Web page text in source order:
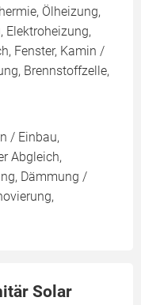
Ölheizung,
Elektroheizung,
Fenster, Kamin /
Brennstoffzelle,
/ Einbau,
Abgleich,
Dämmung /
Solar